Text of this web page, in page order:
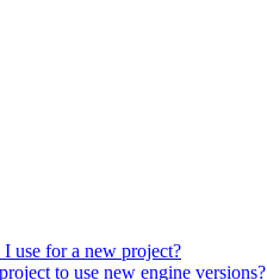
use for a new project?
to use new engine versions?